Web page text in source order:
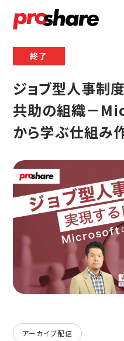
終了
ジョブ型人事制
共助の組織－
から学ぶ仕組み
アーカイブ配信